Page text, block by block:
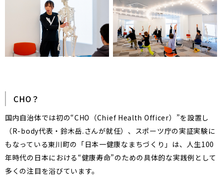
CHO？
国内自治体では初の“CHO（Chief Health Officer）”を設置し
（R-body代表・鈴木岳.さんが就任）、スポーツ庁の実証実験に
もなっている東川町の「日本一健康なまちづくり」は、人生100
年時代の日本における“健康寿命”のための具体的な実践例として
多くの注目を浴びています。